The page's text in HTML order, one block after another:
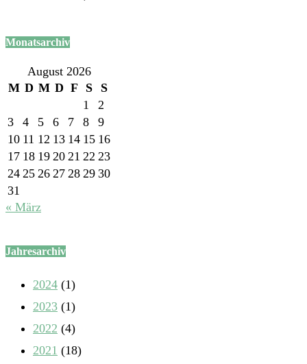
Monatsarchiv
August 2026
M D M D F S
S
1
2
3
4 5 6 7 8
9
10 11 12 13 14 15 16
17 18 19 20 21 22 23
24 25 26 27 28 29 30
31
« März
Jahresarchiv
2024 (1)
2023 (1)
2022 (4)
2021 (18)